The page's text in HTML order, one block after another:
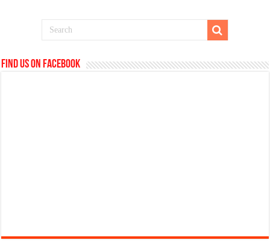
Find us on Facebook